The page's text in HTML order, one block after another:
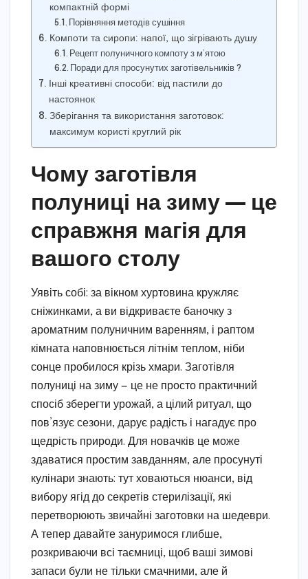
компактній формі
Порівняння методів сушіння
Компоти та сиропи: напої, що зігрівають душу
Рецепт полуничного компоту з м’ятою
Поради для просунутих заготівельників ?️
Інші креативні способи: від пастили до
настоянок
Зберігання та використання заготовок:
максимум користі круглий рік
Чому заготівля
полуниці на зиму — це
справжня магія для
вашого столу
Уявіть собі: за вікном хуртовина кружляє
сніжинками, а ви відкриваєте баночку з
ароматним полуничним варенням, і раптом
кімната наповнюється літнім теплом, ніби
сонце пробилося крізь хмари. Заготівля
полуниці на зиму — це не просто практичний
спосіб зберегти урожай, а цілий ритуал, що
пов’язує сезони, дарує радість і нагадує про
щедрість природи. Для новачків це може
здаватися простим завданням, але просунуті
кулінари знають: тут ховаються нюанси, від
вибору ягід до секретів стерилізації, які
перетворюють звичайні заготовки на шедеври.
А тепер давайте зануримося глибше,
розкриваючи всі таємниці, щоб ваші зимові
запаси були не тільки смачними, але й